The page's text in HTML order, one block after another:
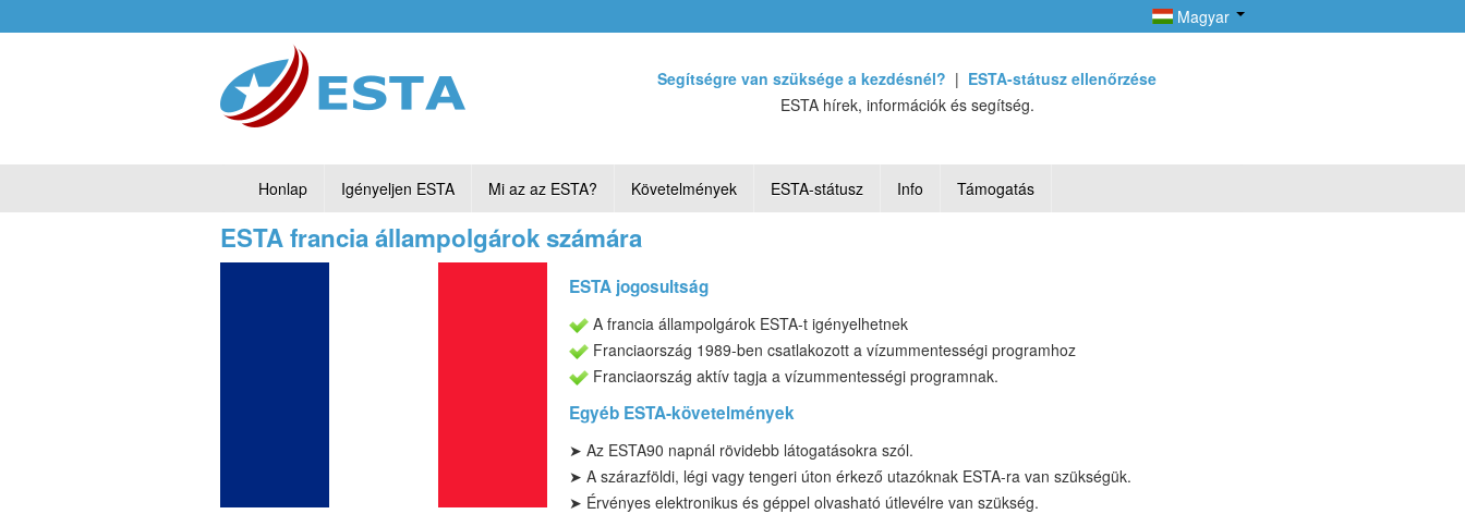
Magyar
Segítségre van szüksége a kezdésnél? | ESTA-státusz ellenőrzése
ESTA hírek, információk és segítség.
Honlap Igényeljen ESTA Mi az az ESTA? Követelmények ESTA-státusz Info Támogatás
ESTA francia állampolgárok számára
ESTA jogosultság
A francia állampolgárok ESTA-t igényelhetnek
Franciaország 1989-ben csatlakozott a vízummentességi programhoz
Franciaország aktív tagja a vízummentességi programnak.
Egyéb ESTA-követelmények
➤ Az ESTA90 napnál rövidebb látogatásokra szól.
➤ A szárazföldi, légi vagy tengeri úton érkező utazóknak ESTA-ra van szükségük.
➤ Érvényes elektronikus és géppel olvasható útlevélre van szükség.